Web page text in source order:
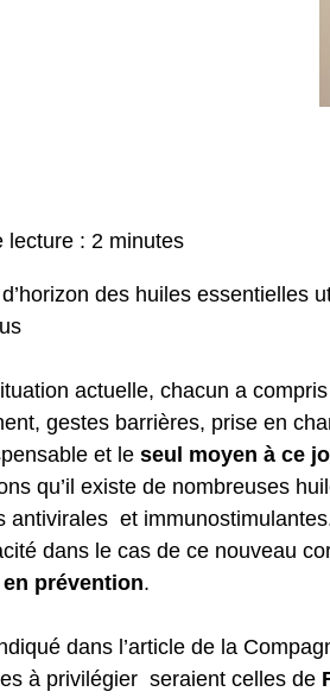
lecture : 2 minutes
des huiles essentielles
actuelle, chacun a
gestes barrières, prise en
et le seul moyen à ce
qu’il existe de nombreuses
antivirales et
dans le cas de ce nouveau
en prévention.
dans l’article de la
à privilégier seraient celles de